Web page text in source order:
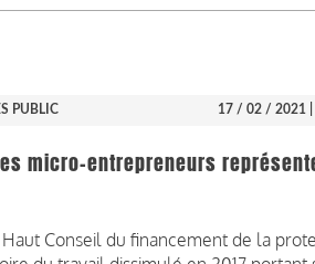
PUBLIC 17 / 02 / 2021
micro-entrepreneurs
Conseil du financement de la